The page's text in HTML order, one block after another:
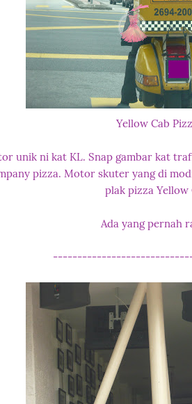
Yellow Cab
unik ni kat KL. Snap gambar kat
pizza. Motor skuter yang di
plak pizza Yellow
Ada yang pernah